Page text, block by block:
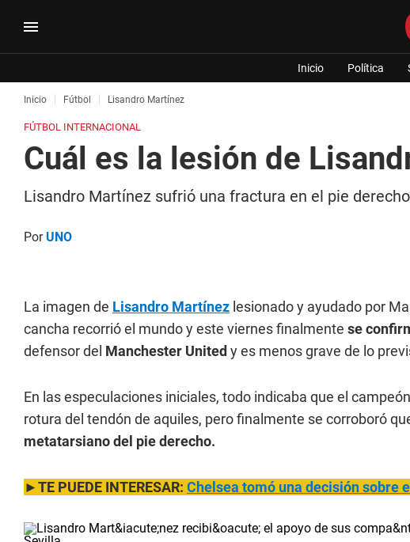
Inicio Política
Inicio Fútbol Lisandro Martínez
FÚTBOL INTERNACIONAL
Cuál es la lesión de
Lisandro Martínez sufrió una fractura en el pie
PorUNO
La imagen de Lisandro Martínez lesionado y ayudado por
cancha recorrió el mundo y este viernes finalmente se
defensor del Manchester United y es menos grave de lo
En las especulaciones iniciales, todo indicaba que el
rotura del tendón de aquiles, pero finalmente se corroboró
metatarsiano del pie derecho.
►TE PUEDE INTERESAR: Chelsea tomó una decisión sobre